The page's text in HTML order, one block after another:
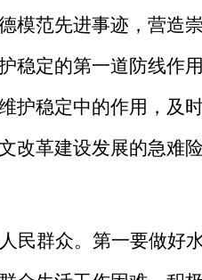
模范先进事迹，营造
稳定的第一道防线作
护稳定中的作用，及
改革建设发展的急难
民群众。第一要做好